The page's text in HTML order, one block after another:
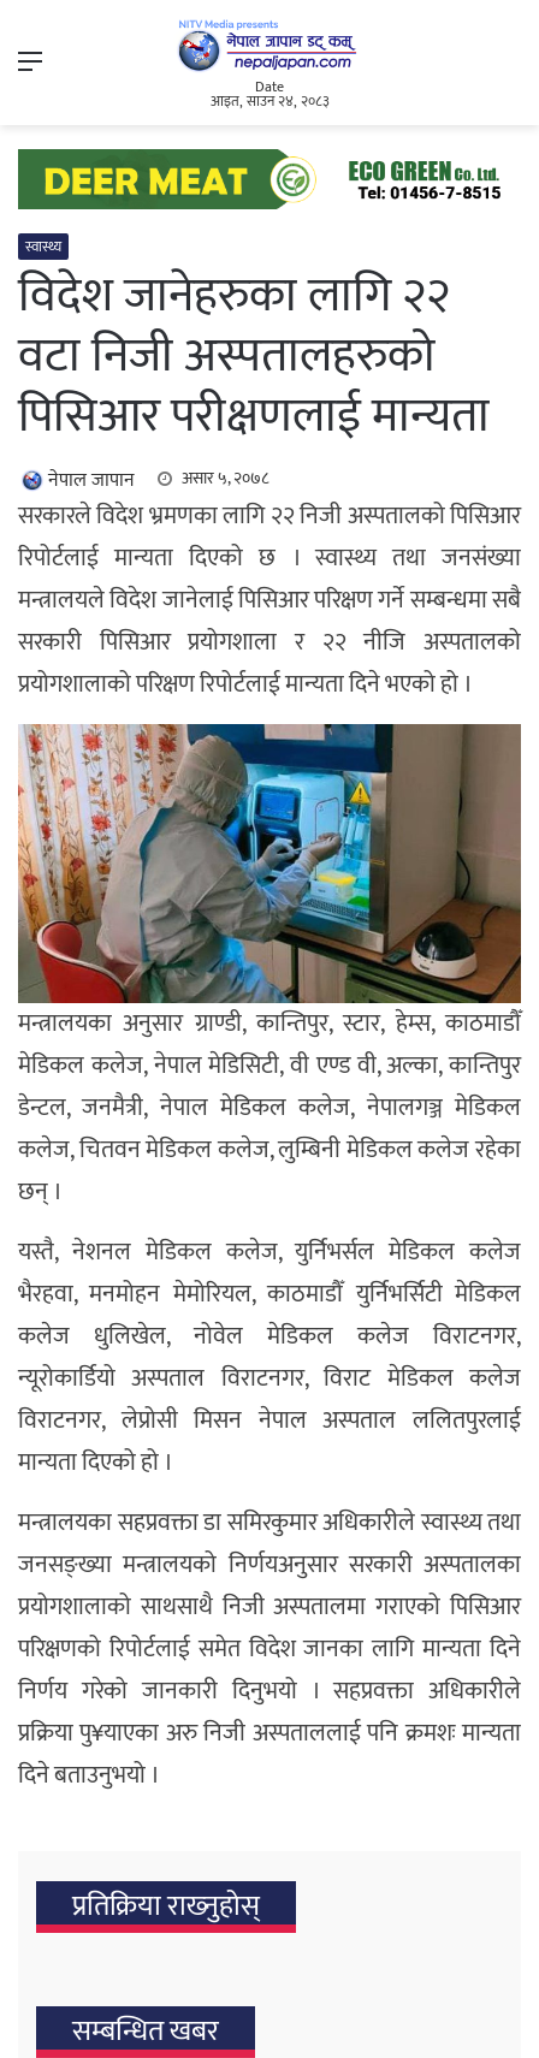
Menu
Date
आइत, साउन २४, २०८३
स्वास्थ्य
विदेश जानेहरुका लागि २२
वटा निजी अस्पतालहरुको
पिसिआर परीक्षणलाई मान्यता
नेपाल जापान असार ५, २०७८
सरकारले विदेश भ्रमणका लागि २२ निजी अस्पतालको पिसिआर
रिपोर्टलाई मान्यता दिएको छ । स्वास्थ्य तथा जनसंख्या
मन्त्रालयले विदेश जानेलाई पिसिआर परिक्षण गर्ने सम्बन्धमा सबै
सरकारी पिसिआर प्रयोगशाला र २२ नीजि अस्पतालको
प्रयोगशालाको परिक्षण रिपोर्टलाई मान्यता दिने भएको हो ।
मन्त्रालयका अनुसार ग्राण्डी, कान्तिपुर, स्टार, हेम्स, काठमाडौँ
मेडिकल कलेज, नेपाल मेडिसिटी, वी एण्ड वी, अल्का, कान्तिपुर
डेन्टल, जनमैत्री, नेपाल मेडिकल कलेज, नेपालगञ्ज मेडिकल
कलेज, चितवन मेडिकल कलेज, लुम्बिनी मेडिकल कलेज रहेका
छन् ।
यस्तै, नेशनल मेडिकल कलेज, युर्निभर्सल मेडिकल कलेज
भैरहवा, मनमोहन मेमोरियल, काठमाडौँ युर्निभर्सिटी मेडिकल
कलेज धुलिखेल, नोवेल मेडिकल कलेज विराटनगर,
न्यूरोकार्डियो अस्पताल विराटनगर, विराट मेडिकल कलेज
विराटनगर, लेप्रोसी मिसन नेपाल अस्पताल ललितपुरलाई
मान्यता दिएको हो ।
मन्त्रालयका सहप्रवक्ता डा समिरकुमार अधिकारीले स्वास्थ्य तथा
जनसङ्ख्या मन्त्रालयको निर्णयअनुसार सरकारी अस्पतालका
प्रयोगशालाको साथसाथै निजी अस्पतालमा गराएको पिसिआर
परिक्षणको रिपोर्टलाई समेत विदेश जानका लागि मान्यता दिने
निर्णय गरेको जानकारी दिनुभयो । सहप्रवक्ता अधिकारीले
प्रक्रिया पु¥याएका अरु निजी अस्पताललाई पनि क्रमशः मान्यता
दिने बताउनुभयो ।
प्रतिक्रिया राख्‍नुहोस्
सम्बन्धित खबर